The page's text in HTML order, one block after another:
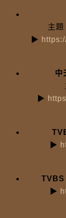
主
▶
中
▶
▶
TVBS
▶